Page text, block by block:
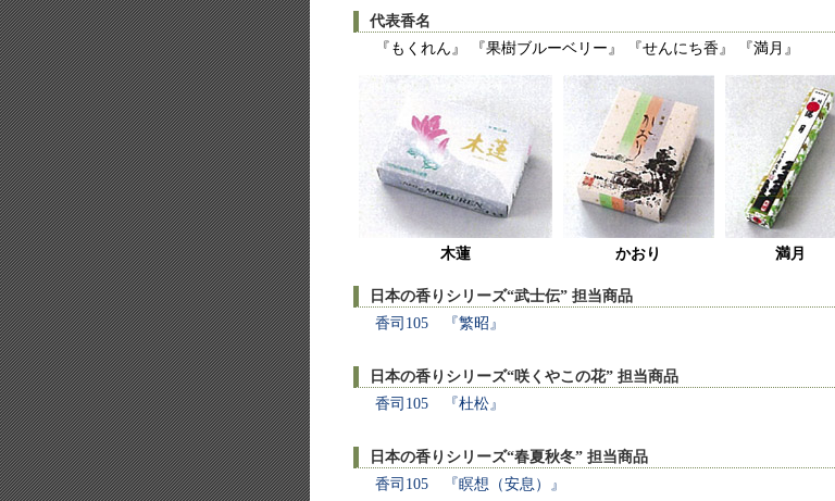
代表香名
『もくれん』 『果樹ブルーベリー』 『せんにち香』 『満月』
木蓮 かおり 満月
日本の香りシリーズ“武士伝” 担当商品
香司105 『繁昭』
日本の香りシリーズ“咲くやこの花” 担当商品
香司105 『杜松』
日本の香りシリーズ“春夏秋冬” 担当商品
香司105 『瞑想（安息）』